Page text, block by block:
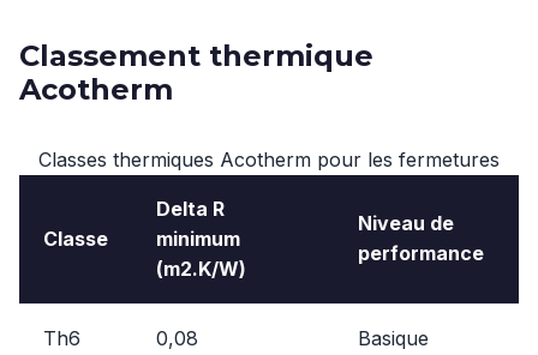
Classement thermique
Acotherm
Classes thermiques Acotherm pour les fermetures
Classe
Delta R
minimum
(m2.K/W)
Niveau de
performance
Th6 0,08 Basique